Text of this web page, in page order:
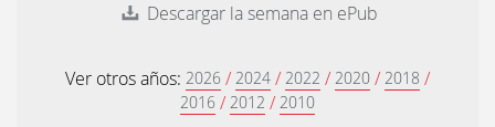
Descargar la semana en ePub
Ver otros años: 2026 / 2024 / 2022 / 2020 / 2018 /
2016 / 2012 / 2010